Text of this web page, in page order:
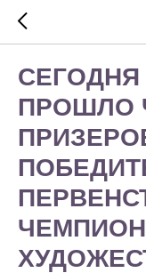
ПРОШЛО